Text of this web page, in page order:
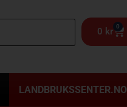
0 kr 0
LANDBRUKSSENTER.NO